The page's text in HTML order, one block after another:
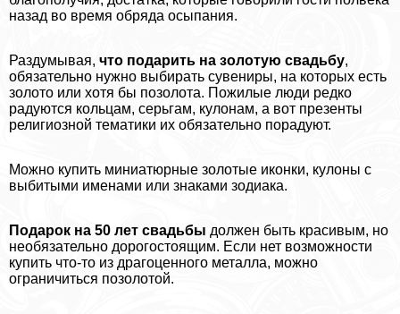
назад во время обряда осыпания.
Раздумывая, что подарить на золотую свадьбу,
обязательно нужно выбирать сувениры, на которых есть
золото или хотя бы позолота. Пожилые люди редко
радуются кольцам, серьгам, кулонам, а вот презенты
религиозной тематики их обязательно порадуют.
Можно купить миниатюрные золотые иконки, кулоны с
выбитыми именами или знаками зодиака.
Подарок на 50 лет свадьбы должен быть красивым, но
необязательно дорогостоящим. Если нет возможности
купить что-то из драгоценного металла, можно
ограничиться позолотой.